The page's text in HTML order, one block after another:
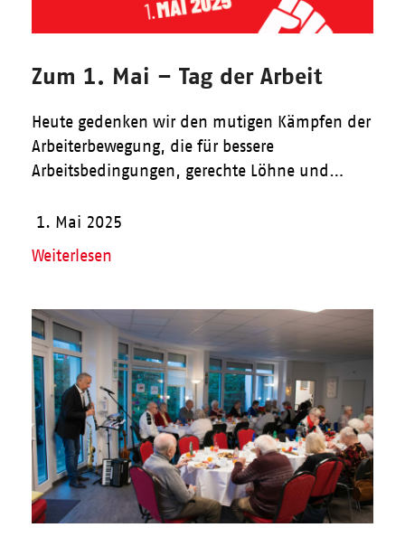
Zum 1. Mai – Tag der Arbeit
Heute gedenken wir den mutigen Kämpfen der
Arbeiterbewegung, die für bessere
Arbeitsbedingungen, gerechte Löhne und…
1. Mai 2025
Weiterlesen